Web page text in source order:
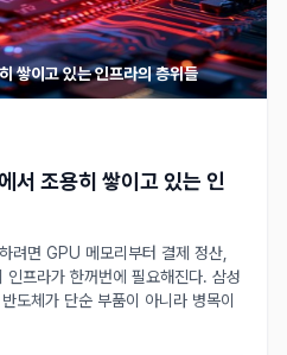
쌓이고 있는 인프라의 층위들
서 조용히 쌓이고 있는 인
려면 GPU 메모리부터 결제 정산,
프라가 한꺼번에 필요해진다. 삼성
도체가 단순 부품이 아니라 병목이